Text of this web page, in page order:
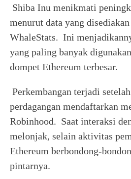
Shiba Inu menikmati
menurut data yang
WhaleStats. Ini
yang paling banyak
dompet Ethereum terbesar.
Perkembangan terjadi
perdagangan mendaftarkan
Robinhood. Saat interaksi
melonjak, selain aktivitas
Ethereum berbondong-
pintarnya.